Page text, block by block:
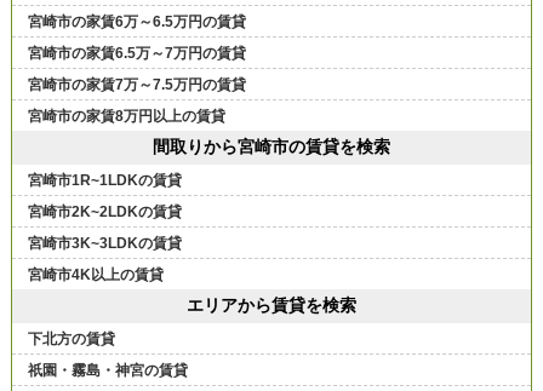
宮崎市の家賃6万～6.5万円の賃貸
宮崎市の家賃6.5万～7万円の賃貸
宮崎市の家賃7万～7.5万円の賃貸
宮崎市の家賃8万円以上の賃貸
間取りから宮崎市の賃貸を検索
宮崎市1R~1LDKの賃貸
宮崎市2K~2LDKの賃貸
宮崎市3K~3LDKの賃貸
宮崎市4K以上の賃貸
エリアから賃貸を検索
下北方の賃貸
祇園・霧島・神宮の賃貸